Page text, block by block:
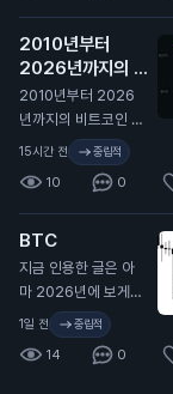
재 변동성이 계속 눌
릴까?
2010년부터
2026년까지의 비
트코인 가격 변동 전
체 역사. 🫡
N
2010년부터 2026
년까지의 비트코인 가
격 변동 전체 역사. 🫡
15시간 전 중립적
10 0
BTC
지금 인용한 글은 아
마 2026년에 보게
될 글 중 가장 중요한
글 중 하나일 거야. 시
간 내서 제대로 뜯어
1일 전 중립적
14 0